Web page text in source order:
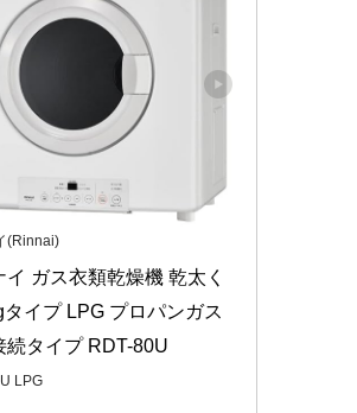
(Rinnai)
イ ガス衣類乾燥機 乾太く
タイプ LPG プロパンガス
続タイプ RDT-80U
LPG